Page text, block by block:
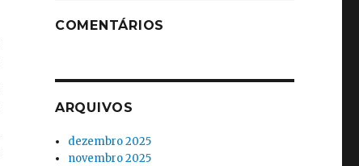
COMENTÁRIOS
ARQUIVOS
dezembro 2025
novembro 2025